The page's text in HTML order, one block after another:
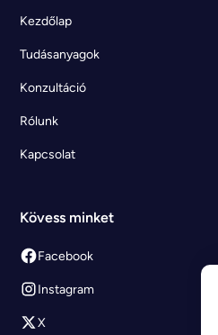
Kezdőlap
Tudásanyagok
Konzultáció
Rólunk
Kapcsolat
Kövess minket
Facebook
Instagram
X